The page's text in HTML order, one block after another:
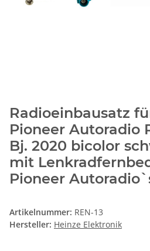
Radioeinbausatz
Pioneer Autoradio
Bj. 2020 bicolor
mit
Pioneer
Artikelnummer: REN-13
Hersteller: Heinze Elektronik